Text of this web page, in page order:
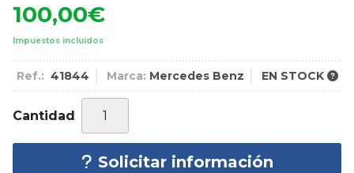
100,00€
Impuestos incluidos
Ref.: 41844 Marca: Mercedes Benz EN STOCK
Cantidad
Solicitar información